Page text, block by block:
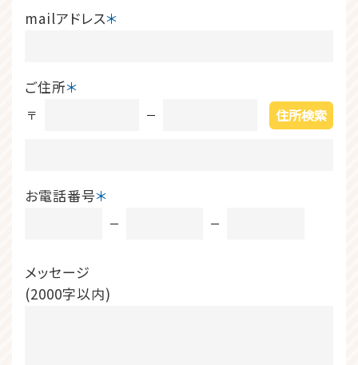
mailアドレス＊
ご住所＊
〒 住所検索
お電話番号＊
メッセージ
(2000字以内)